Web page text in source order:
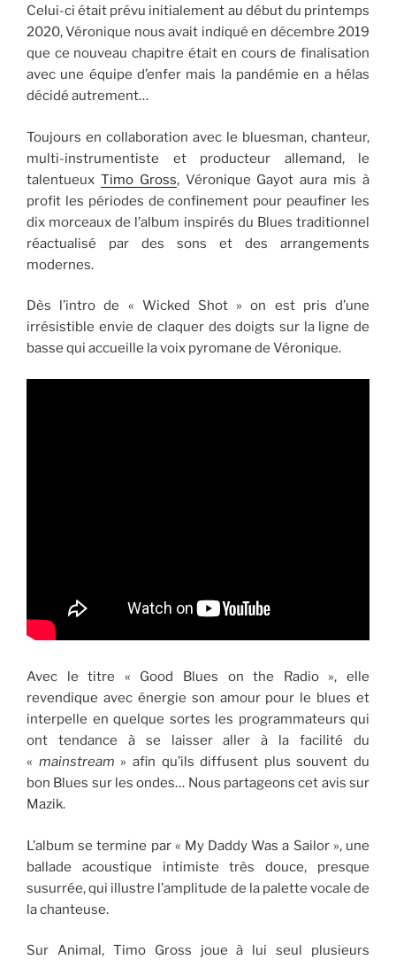
Celui-ci était prévu initialement au début du printemps
2020, Véronique nous avait indiqué en décembre 2019
que ce nouveau chapitre était en cours de finalisation
avec une équipe d’enfer mais la pandémie en a hélas
décidé autrement…
Toujours en collaboration avec le bluesman, chanteur,
multi-instrumentiste et producteur allemand, le
talentueux Timo Gross, Véronique Gayot aura mis à
profit les périodes de confinement pour peaufiner les
dix morceaux de l’album inspirés du Blues traditionnel
réactualisé par des sons et des arrangements
modernes.
Dès l’intro de « Wicked Shot » on est pris d’une
irrésistible envie de claquer des doigts sur la ligne de
basse qui accueille la voix pyromane de Véronique.
Avec le titre « Good Blues on the Radio », elle
revendique avec énergie son amour pour le blues et
interpelle en quelque sortes les programmateurs qui
ont tendance à se laisser aller à la facilité du
« mainstream » afin qu’ils diffusent plus souvent du
bon Blues sur les ondes… Nous partageons cet avis sur
Mazik.
L’album se termine par « My Daddy Was a Sailor », une
ballade acoustique intimiste très douce, presque
susurrée, qui illustre l’amplitude de la palette vocale de
la chanteuse.
Sur Animal, Timo Gross joue à lui seul plusieurs